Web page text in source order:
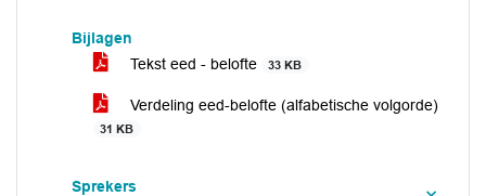
Bijlagen
Tekst eed - belofte
33 KB
Verdeling eed-belofte (alfabetische volgorde)
31 KB
Sprekers